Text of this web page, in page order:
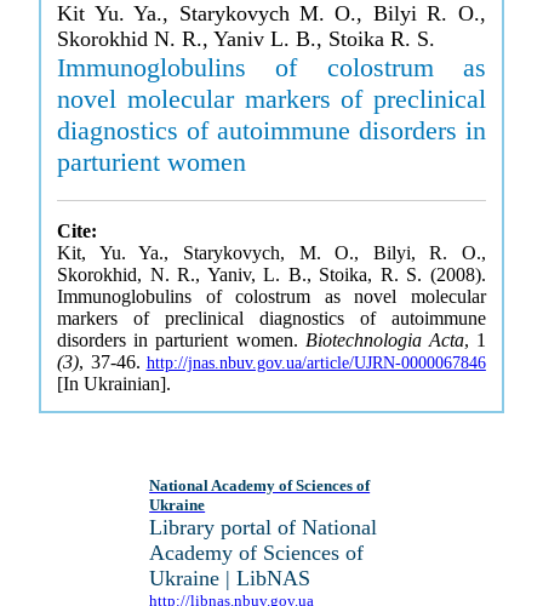
Kit Yu. Ya., Starykovych M. O., Bilyi R. O.,
Skorokhid N. R., Yaniv L. B., Stoika R. S.
Immunoglobulins of colostrum as
novel molecular markers of preclinical
diagnostics of autoimmune disorders in
parturient women
Cite:
Kit, Yu. Ya., Starykovych, M. O., Bilyi, R. O.,
Skorokhid, N. R., Yaniv, L. B., Stoika, R. S. (2008).
Immunoglobulins of colostrum as novel molecular
markers of preclinical diagnostics of autoimmune
disorders in parturient women. Biotechnologia Acta, 1
(3), 37-46. http://jnas.nbuv.gov.ua/article/UJRN-0000067846
[In Ukrainian].
National Academy of Sciences of
Ukraine
Library portal of National
Academy of Sciences of
Ukraine | LibNAS
http://libnas.nbuv.gov.ua